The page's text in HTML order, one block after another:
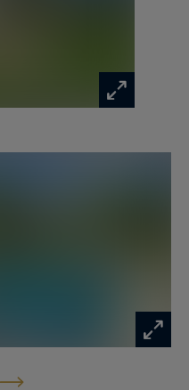
sauna, salle de
équipée et
du climat